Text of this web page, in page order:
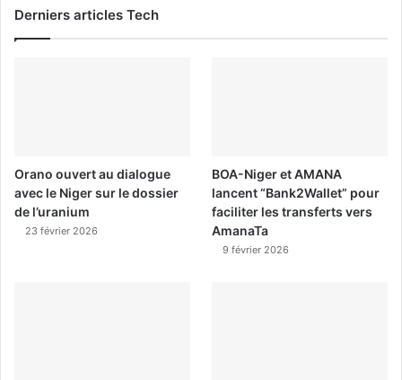
Derniers articles Tech
Orano ouvert au dialogue
avec le Niger sur le dossier
de l’uranium
23 février 2026
BOA-Niger et AMANA
lancent “Bank2Wallet” pour
faciliter les transferts vers
AmanaTa
9 février 2026